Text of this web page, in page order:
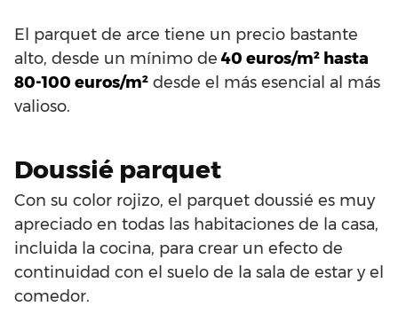
El parquet de arce tiene un precio bastante
alto, desde un mínimo de 40 euros/m² hasta
80-100 euros/m² desde el más esencial al más
valioso.
Doussié parquet
Con su color rojizo, el parquet doussié es muy
apreciado en todas las habitaciones de la casa,
incluida la cocina, para crear un efecto de
continuidad con el suelo de la sala de estar y el
comedor.